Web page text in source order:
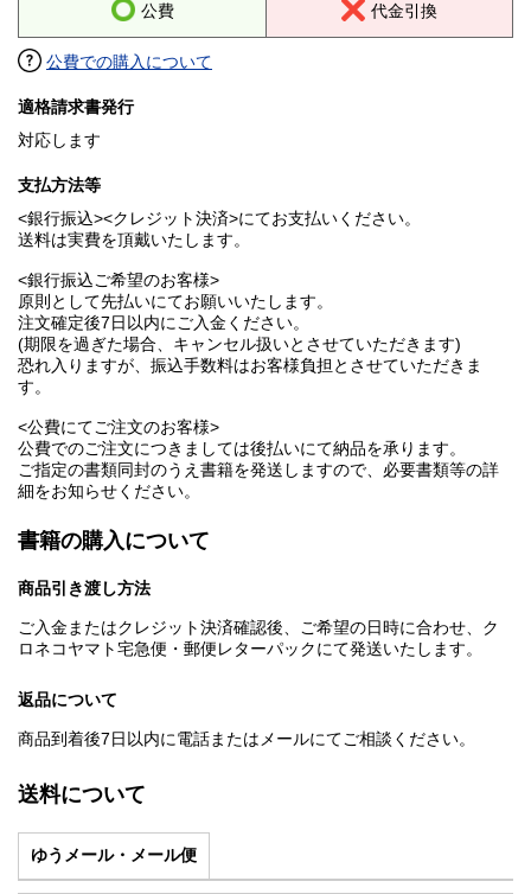
公費 代金引換
公費での購入について
適格請求書発行
対応します
支払方法等
<銀行振込><クレジット決済>にてお支払いください。
送料は実費を頂戴いたします。
<銀行振込ご希望のお客様>
原則として先払いにてお願いいたします。
注文確定後7日以内にご入金ください。
(期限を過ぎた場合、キャンセル扱いとさせていただきます)
恐れ入りますが、振込手数料はお客様負担とさせていただきま
す。
<公費にてご注文のお客様>
公費でのご注文につきましては後払いにて納品を承ります。
ご指定の書類同封のうえ書籍を発送しますので、必要書類等の詳
細をお知らせください。
書籍の購入について
商品引き渡し方法
ご入金またはクレジット決済確認後、ご希望の日時に合わせ、ク
ロネコヤマト宅急便・郵便レターパックにて発送いたします。
返品について
商品到着後7日以内に電話またはメールにてご相談ください。
送料について
ゆうメール・メール便